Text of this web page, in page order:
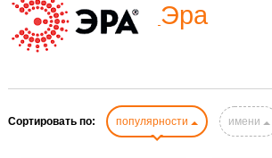
Эра
Сортировать по: популярности имени